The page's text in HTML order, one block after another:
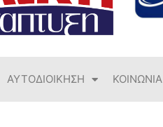
ΑΥΤΟΔΙΟΙΚΗΣΗ ΚΟΙΝΩΝΙΑ